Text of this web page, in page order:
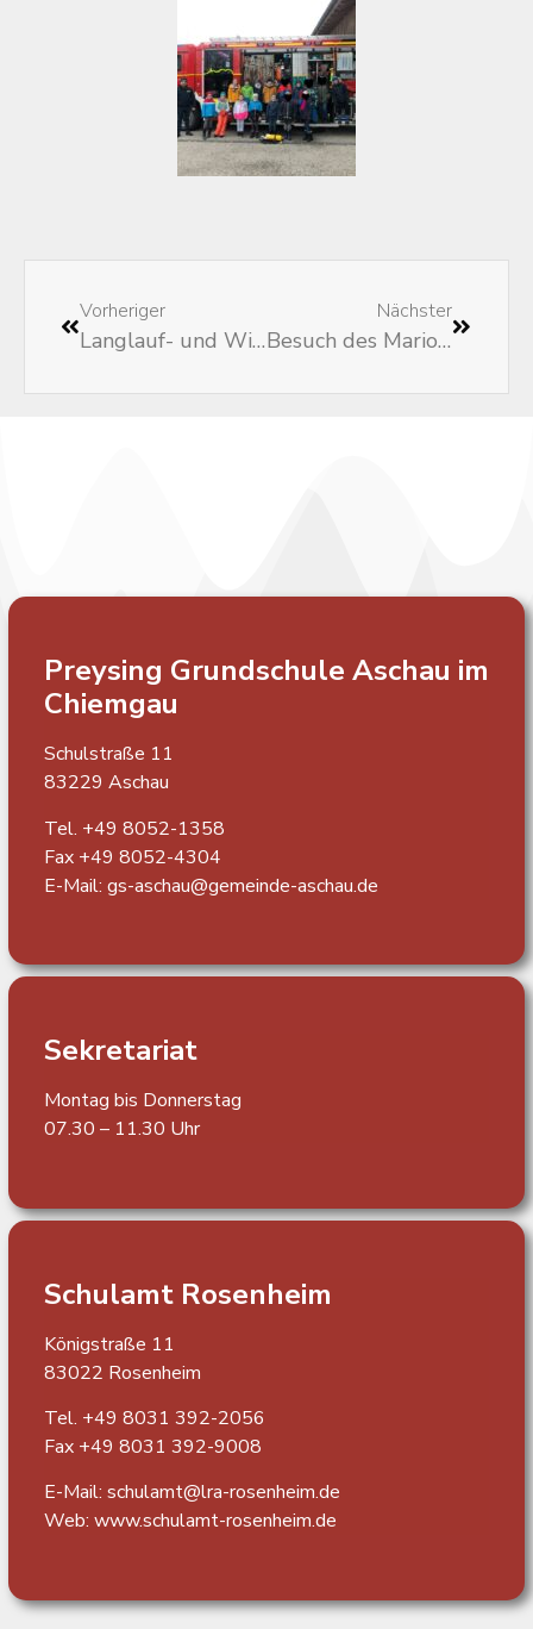
Vorheriger
Langlauf- und Wintersporttag der 3. und 4. Klassen
Nächster
Besuch des Marionettentheaters
Preysing Grundschule Aschau im
Chiemgau
Schulstraße 11
83229 Aschau
Tel. +49 8052-1358
Fax +49 8052-4304
E-Mail: gs-aschau@gemeinde-aschau.de
Sekretariat
Montag bis Donnerstag
07.30 – 11.30 Uhr
Schulamt Rosenheim
Königstraße 11
83022 Rosenheim
Tel. +49 8031 392-2056
Fax +49 8031 392-9008
E-Mail: schulamt@lra-rosenheim.de
Web: www.schulamt-rosenheim.de